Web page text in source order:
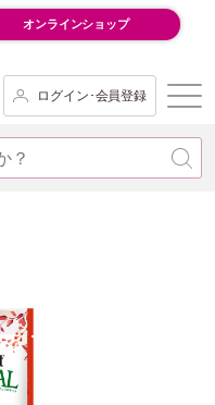
オンラインショップ
ログイン･会員登録